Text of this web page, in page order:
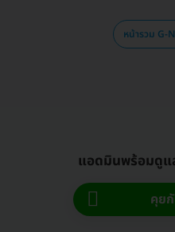
หน้ารวม G-
แอดมินพร้อมดู
คุย